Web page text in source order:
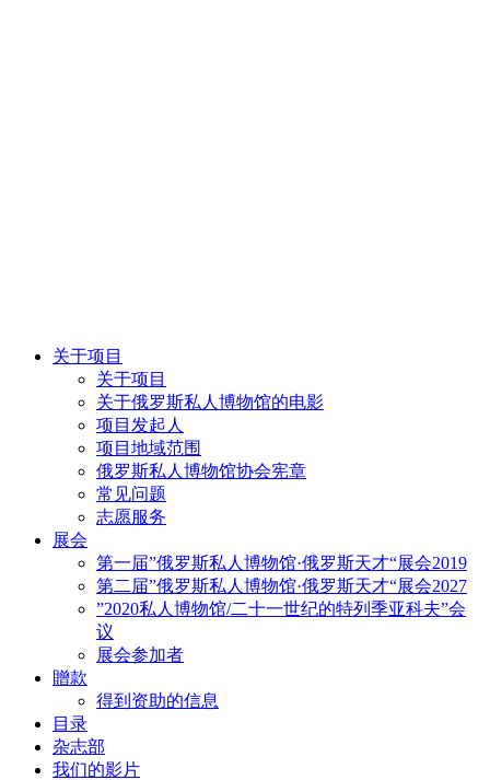
关于项目
关于项目
关于俄罗斯私人博物馆的电影
项目发起人
项目地域范围
俄罗斯私人博物馆协会宪章
常见问题
志愿服务
展会
第一届”俄罗斯私人博物馆·俄罗斯天才“展会2019
第二届”俄罗斯私人博物馆·俄罗斯天才“展会2027
”2020私人博物馆/二十一世纪的特列季亚科夫”会
议
展会参加者
贈款
得到资助的信息
目录
杂志部
我们的影片